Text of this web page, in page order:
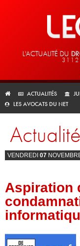
L'ACTUALITÉ DU
ACTUALITÉS
LES AVOCATS DU NET
VENDREDI 07
Aspiration